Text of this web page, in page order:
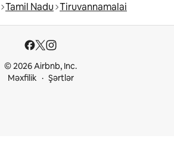
Tamil Nadu Tiruvannamalai
© 2026 Airbnb, Inc.
Məxfilik
Şərtlər